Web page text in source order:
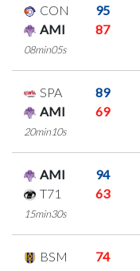
CON
95
AMI
87
08min05s
SPA
89
AMI
69
20min10s
AMI
94
T71
63
15min30s
BSM
74